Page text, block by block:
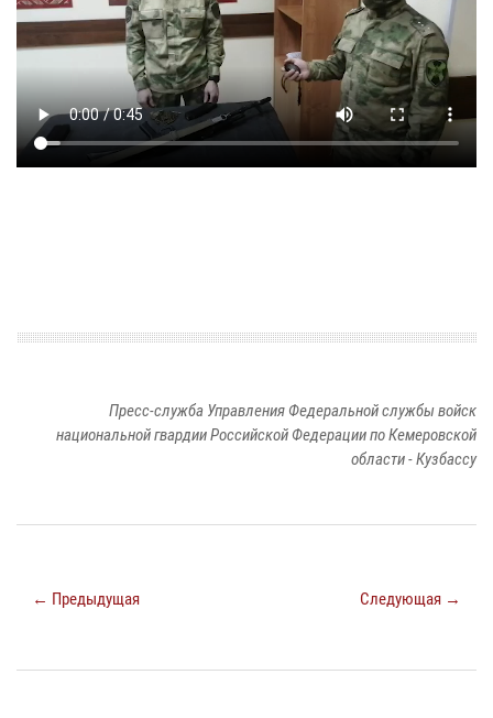
Пресс-служба Управления Федеральной службы войск
национальной гвардии Российской Федерации по Кемеровской
области - Кузбассу
← Предыдущая Следующая →